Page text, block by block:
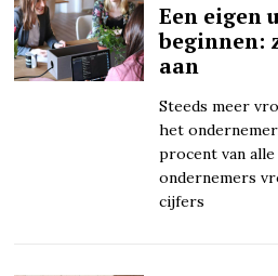
Een eigen
beginnen:
aan
Steeds meer
het
procent van
ondernemers
cijfers